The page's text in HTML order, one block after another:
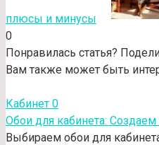
плюсы и минусы
0
Понравилась статья?
Вам также может быть
Кабинет 0
Обои для кабинета:
Выбираем обои для